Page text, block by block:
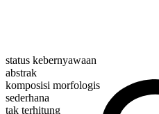
status kebernyawaan
abstrak
komposisi morfologis
sederhana
tak terhitung